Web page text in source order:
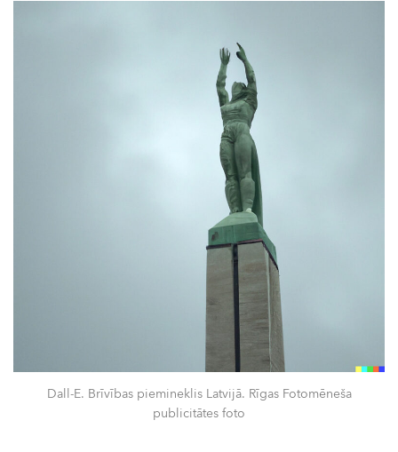
Dall-E. Brīvības piemineklis Latvijā. Rīgas Fotomēneša
publicitātes foto